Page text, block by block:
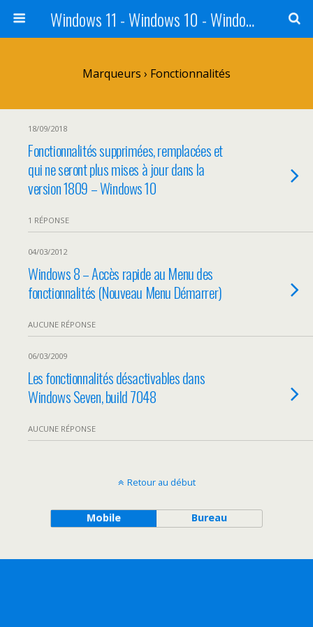
Windows 11 - Windows 10 - Windows 8 - Windows 7 - VISTA
Marqueurs › Fonctionnalités
18/09/2018
Fonctionnalités supprimées, remplacées et
qui ne seront plus mises à jour dans la
version 1809 – Windows 10
1 RÉPONSE
04/03/2012
Windows 8 – Accès rapide au Menu des
fonctionnalités (Nouveau Menu Démarrer)
AUCUNE RÉPONSE
06/03/2009
Les fonctionnalités désactivables dans
Windows Seven, build 7048
AUCUNE RÉPONSE
Retour au début
Mobile Bureau